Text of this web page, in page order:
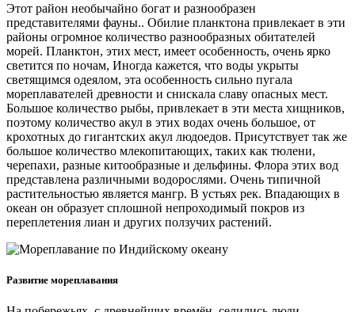
Этот район необычайно богат и разнообразен
представителями фауны.. Обилие планктона привлекает в эти
районы огромное количество разнообразных обитателей
морей. Планктон, этих мест, имеет особенность, очень ярко
светится по ночам, Иногда кажется, что воды укрыты
светящимся одеялом, эта особенность сильно пугала
мореплавателей древности и снискала славу опасных мест.
Большое количество рыбы, привлекает в эти места хищников,
поэтому количество акул в этих водах очень большое, от
крохотных до гигантских акул людоедов. Присутствует так же
большое количество млекопитающих, таких как тюлени,
черепахи, разные китообразные и дельфины. Флора этих вод
представлена различными водорослями. Очень типичной
растительностью является мангр. В устьях рек. Впадающих в
океан он образует сплошной непроходимый покров из
переплетения лиан и других ползучих растений.
Развитие мореплавания